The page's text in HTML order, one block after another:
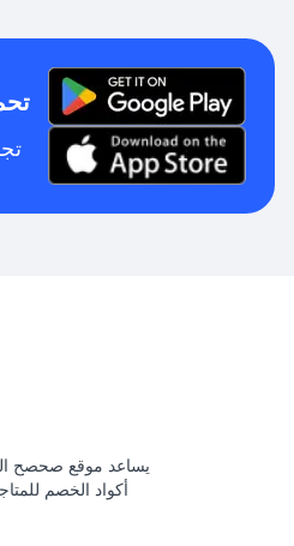
يساعد موقع صحصح
أكواد الخصم